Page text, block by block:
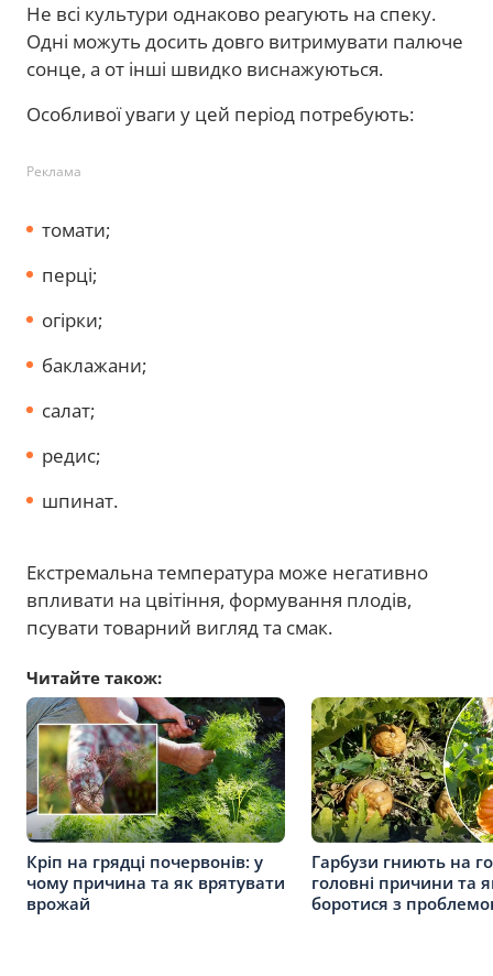
Не всі культури однаково реагують на спеку.
Одні можуть досить довго витримувати палюче
сонце, а от інші швидко виснажуються.
Особливої уваги у цей період потребують:
Реклама
томати;
перці;
огірки;
баклажани;
салат;
редис;
шпинат.
Екстремальна температура може негативно
впливати на цвітіння, формування плодів,
псувати товарний вигляд та смак.
Читайте також:
Кріп на грядці почервонів: у
чому причина та як врятувати
врожай
Гарбузи гниють на
головні причини та
боротися з